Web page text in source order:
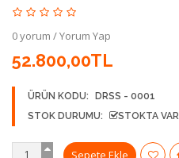
0 yorum /Yorum Yap
52.800,00TL
ÜRÜN KODU:
DRSS - 0001
STOK DURUMU:
STOKTA VAR